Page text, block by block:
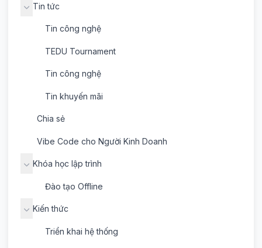
Tin tức
Tin công nghệ
TEDU Tournament
Tin công nghệ
Tin khuyến mãi
Chia sẻ
Vibe Code cho Người Kinh Doanh
Khóa học lập trình
Đào tạo Offline
Kiến thức
Triển khai hệ thống